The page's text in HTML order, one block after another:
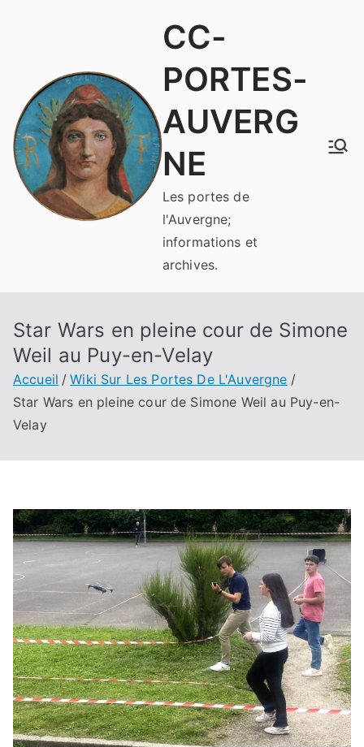
CC-
PORTES-
AUVERG
NE
Les portes de
l'Auvergne;
informations et
archives.
Star Wars en pleine cour de Simone
Weil au Puy-en-Velay
Accueil
Wiki Sur Les Portes De L'Auvergne
Star Wars en pleine cour de Simone Weil au Puy-en-
Velay